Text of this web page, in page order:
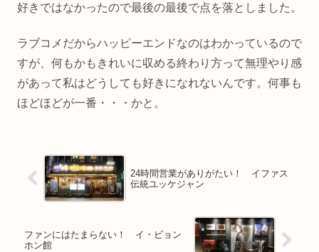
好きではなかったので最後の最後で点を落としました。
ラブコメだからハッピーエンドなのはわかっているので
すが、何もかもきれいに収める終わり方って無理やり感
があって私はどうしても好きになれないんです。何事も
ほどほどが一番・・・かと。
24時間営業がありがたい！ イファス
伝統ユッケジャン
ファンにはたまらない！ イ・ビョン
ホン館